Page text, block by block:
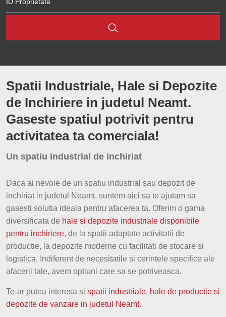
Brasov
Cluj
Iasi
Constanta
Arad
Bacau
Bihor
Suceava
Prahova
Dolj
Arges
Spatii Industriale, Hale si Depozite
de Inchiriere in judetul Neamt.
Gaseste spatiul potrivit pentru
activitatea ta comerciala!
Un spatiu industrial de inchiriat
Daca ai nevoie de un spatiu industrial sau depozit de
inchiriat in judetul Neamt, suntem aici sa te ajutam sa
gasesti solutia ideala pentru afacerea ta. Oferim o gama
diversificata de hale si depozite industriale disponibile
pentru inchiriere, de la spatii adaptate activitatii de
productie, la depozite moderne cu facilitati de stocare si
logistica. Indiferent de necesitatile si cerintele specifice ale
afacerii tale, avem optiuni care sa se potriveasca.
Te-ar putea interesa si spatii industriale, hale de productie si
depozite de vanzare in judetul Neamt.